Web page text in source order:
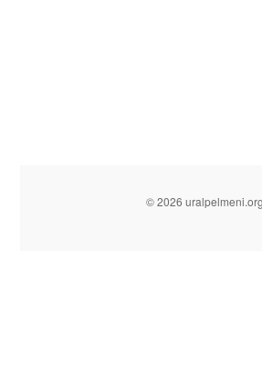
© 2026 uralpelmeni.org